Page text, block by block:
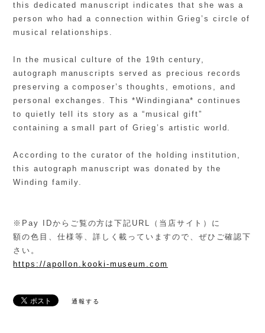
this dedicated manuscript indicates that she was a
person who had a connection within Grieg’s circle of
musical relationships.
In the musical culture of the 19th century,
autograph manuscripts served as precious records
preserving a composer’s thoughts, emotions, and
personal exchanges. This *Windingiana* continues
to quietly tell its story as a “musical gift”
containing a small part of Grieg’s artistic world.
According to the curator of the holding institution,
this autograph manuscript was donated by the
Winding family.
※Pay IDからご覧の方は下記URL（当店サイト）に
額の色目、仕様等、詳しく載っていますので、ぜひご確認下
さい。
https://apollon.kooki-museum.com
通報する